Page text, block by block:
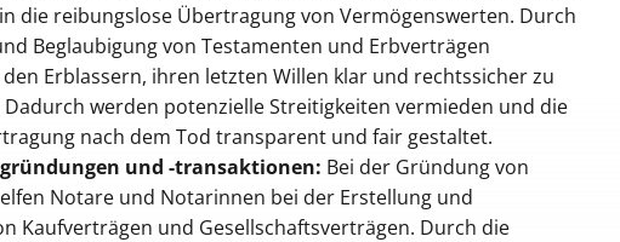
die reibungslose Übertragung von Vermögenswerten. Durch
Beglaubigung von Testamenten und Erbverträgen
Erblassern, ihren letzten Willen klar und rechtssicher zu
werden potenzielle Streitigkeiten vermieden und die
nach dem Tod transparent und fair gestaltet.
und -transaktionen: Bei der Gründung von
Notare und Notarinnen bei der Erstellung und
Kaufverträgen und Gesellschaftsverträgen. Durch die